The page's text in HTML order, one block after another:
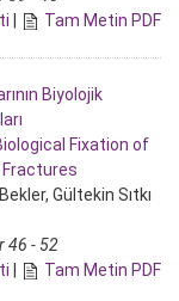
| Tam Metin PDF
Biyolojik
Fixation of
Gültekin Sıtkı
46 - 52
| Tam Metin PDF